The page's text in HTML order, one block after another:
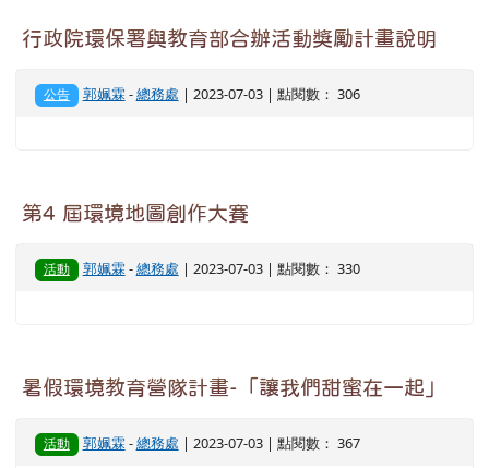
行政院環保署與教育部合辦活動獎勵計畫說明
公告 郭姵霖-總務處 | 2023-07-03 | 點閱數： 306
第4 屆環境地圖創作大賽
活動 郭姵霖-總務處 | 2023-07-03 | 點閱數： 330
暑假環境教育營隊計畫-「讓我們甜蜜在一起」
活動 郭姵霖-總務處 | 2023-07-03 | 點閱數： 367